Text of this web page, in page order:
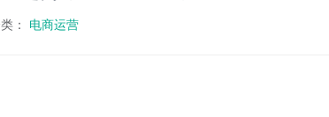
： 电商运营